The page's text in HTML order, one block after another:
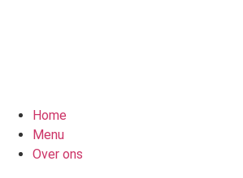
Home
Menu
Over ons